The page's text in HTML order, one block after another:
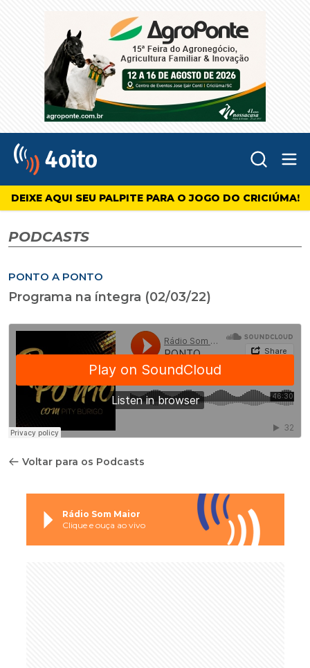
4oito
DEIXE AQUI SEU PALPITE PARA O JOGO DO CRICIÚMA!
PODCASTS
PONTO A PONTO
Programa na íntegra (02/03/22)
Voltar para os Podcasts
Rádio Som Maior
Clique e ouça ao vivo